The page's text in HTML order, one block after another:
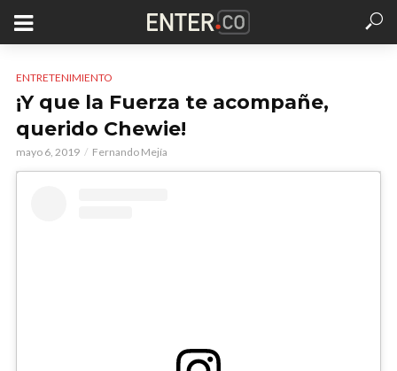
ENTRETENIMIENTO
¡Y que la Fuerza te acompañe,
querido Chewie!
mayo 6, 2019 Fernando Mejía